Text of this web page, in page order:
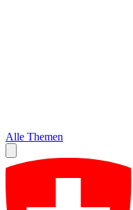
Alle Themen